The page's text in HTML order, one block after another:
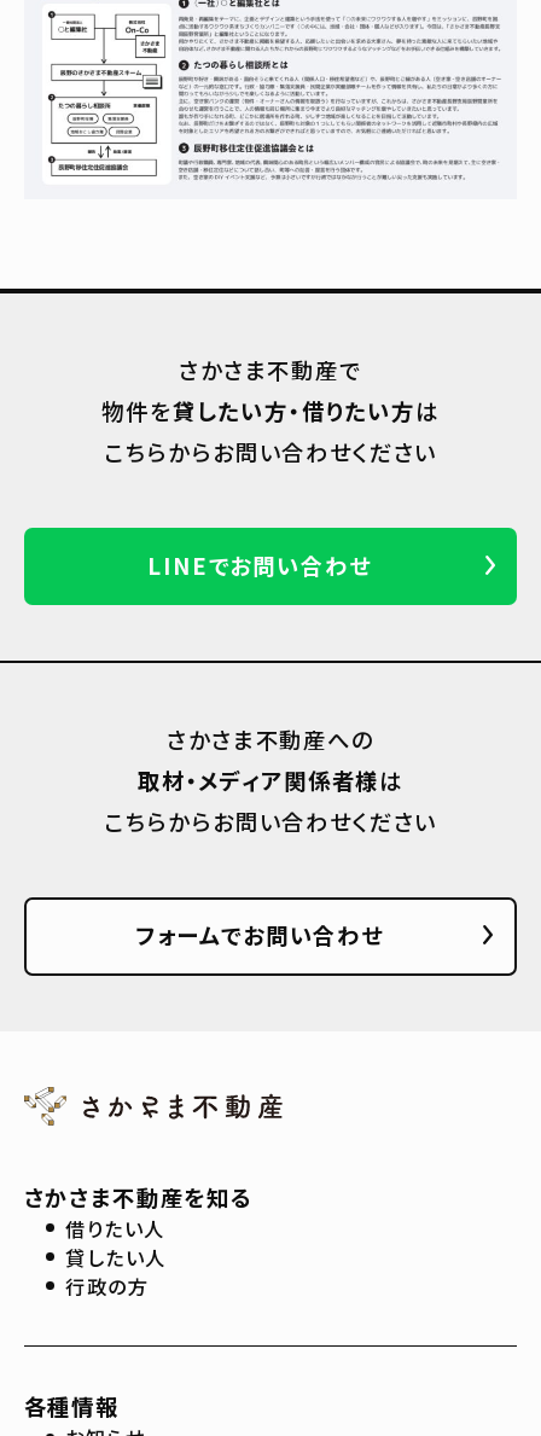
さかさま不動産で
物件を貸したい方・借りたい方は
こちらからお問い合わせください
LINEでお問い合わせ
さかさま不動産への
取材・メディア関係者様は
こちらからお問い合わせください
フォームでお問い合わせ
さかさま不動産を知る
借りたい人
貸したい人
行政の方
各種情報